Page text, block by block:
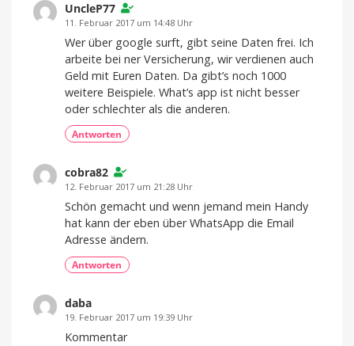
UncleP77
11. Februar 2017 um 14:48 Uhr
Wer über google surft, gibt seine Daten frei. Ich
arbeite bei ner Versicherung, wir verdienen auch
Geld mit Euren Daten. Da gibt’s noch 1000
weitere Beispiele. What’s app ist nicht besser
oder schlechter als die anderen.
Antworten
cobra82
12. Februar 2017 um 21:28 Uhr
Schön gemacht und wenn jemand mein Handy
hat kann der eben über WhatsApp die Email
Adresse ändern.
Antworten
daba
19. Februar 2017 um 19:39 Uhr
Kommentar